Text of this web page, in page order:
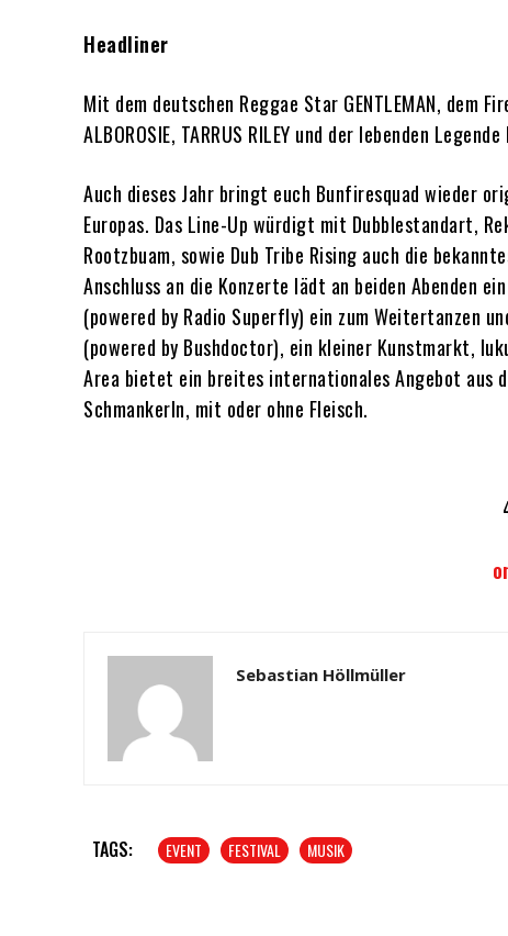
Headliner
Mit dem deutschen Reggae Star GENTLEMAN, dem
ALBOROSIE, TARRUS RILEY und der lebenden
Auch dieses Jahr bringt euch Bunfiresquad wieder
Europas. Das Line-Up würdigt mit Dubblestandart,
Rootzbuam, sowie Dub Tribe Rising auch die
Anschluss an die Konzerte lädt an beiden Abenden
(powered by Radio Superfly) ein zum Weitertanzen
(powered by Bushdoctor), ein kleiner Kunstmarkt,
Area bietet ein breites internationales Angebot aus
Schmankerln, mit oder ohne Fleisch.
Sebastian Höllmüller
TAGS: EVENT FESTIVAL MUSIK